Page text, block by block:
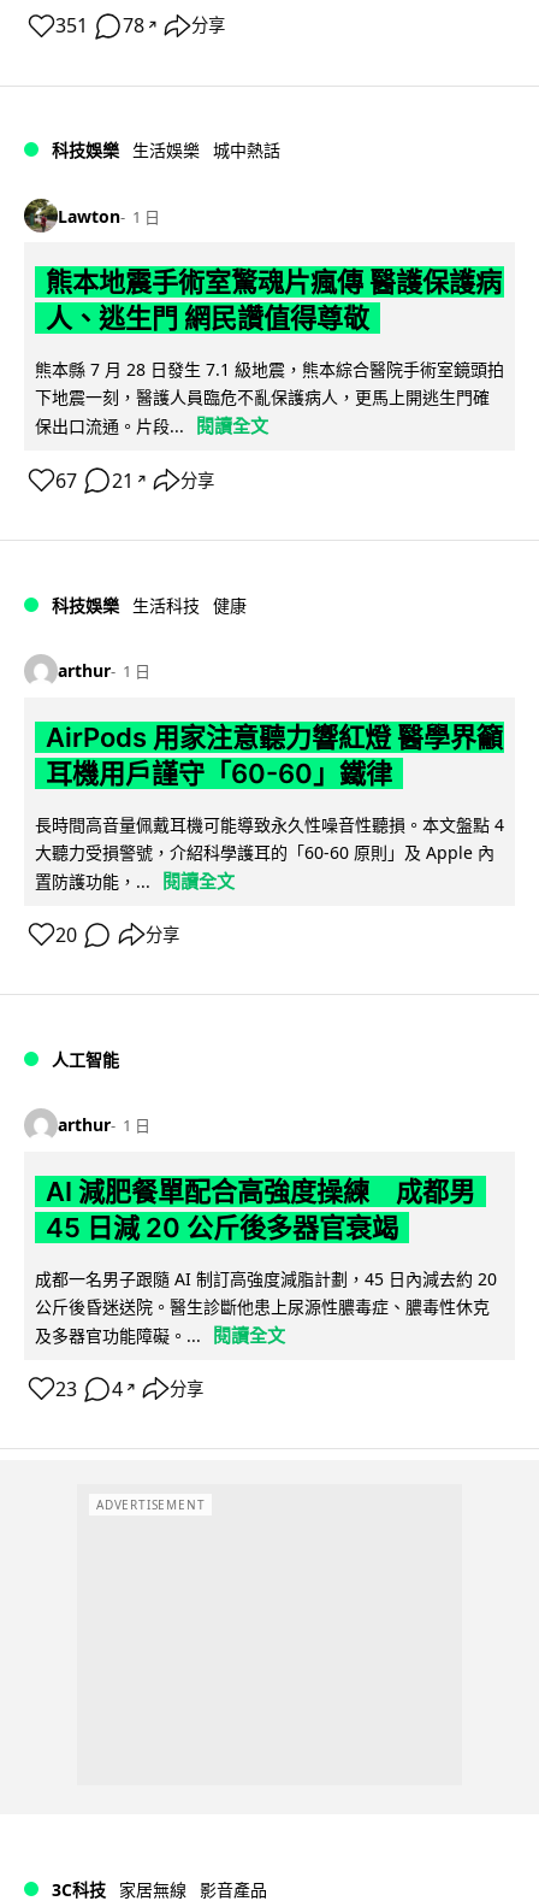
351 78 ↗ 分享
科技娛樂 生活娛樂 城中熱話
Lawton 1 日
熊本地震手術室驚魂片瘋傳 醫護保護病
人、逃生門 網民讚值得尊敬
熊本縣 7 月 28 日發生 7.1 級地震，熊本綜合醫院手術室鏡頭拍
下地震一刻，醫護人員臨危不亂保護病人，更馬上開逃生門確
保出口流通。片段...
閱讀全文
67 21 ↗ 分享
科技娛樂 生活科技 健康
arthur 1 日
AirPods 用家注意聽力響紅燈 醫學界籲
耳機用戶謹守「60-60」鐵律
長時間高音量佩戴耳機可能導致永久性噪音性聽損。本文盤點 4
大聽力受損警號，介紹科學護耳的「60-60 原則」及 Apple 內
置防護功能，...
閱讀全文
20 分享
人工智能
arthur 1 日
AI 減肥餐單配合高強度操練 成都男
45 日減 20 公斤後多器官衰竭
成都一名男子跟隨 AI 制訂高強度減脂計劃，45 日內減去約 20
公斤後昏迷送院。醫生診斷他患上尿源性膿毒症、膿毒性休克
及多器官功能障礙。...
閱讀全文
23 4 ↗ 分享
ADVERTISEMENT
3C科技 家居無線 影音產品